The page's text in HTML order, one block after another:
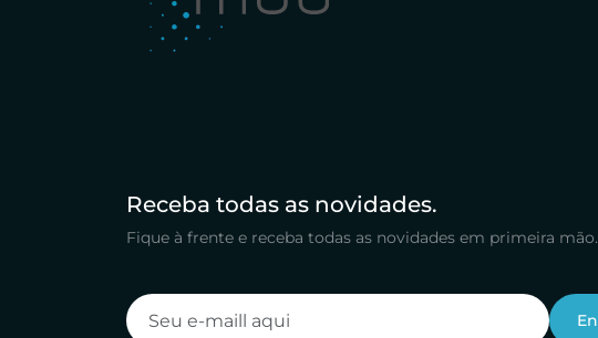
Receba todas as novidades.
Fique à frente e receba todas as novidades em primeira mão.